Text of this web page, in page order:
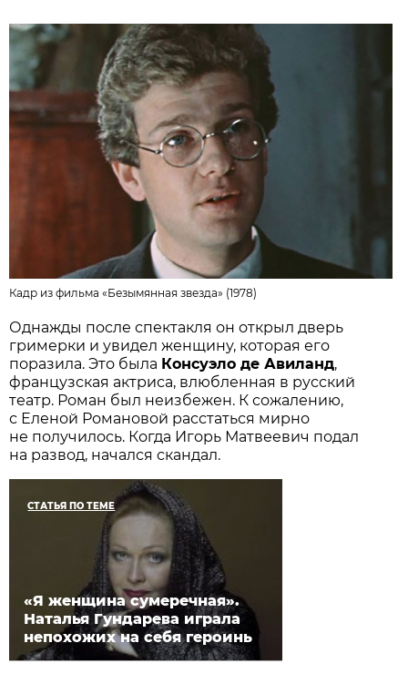
Кадр из фильма «Безымянная звезда» (1978)
Однажды после спектакля он открыл дверь
гримерки и увидел женщину, которая его
поразила. Это была Консуэло де Авиланд,
французская актриса, влюбленная в русский
театр. Роман был неизбежен. К сожалению,
с Еленой Романовой расстаться мирно
не получилось. Когда Игорь Матвеевич подал
на развод, начался скандал.
СТАТЬЯ ПО ТЕМЕ
«Я женщина сумеречная».
Наталья Гундарева играла
непохожих на себя героинь